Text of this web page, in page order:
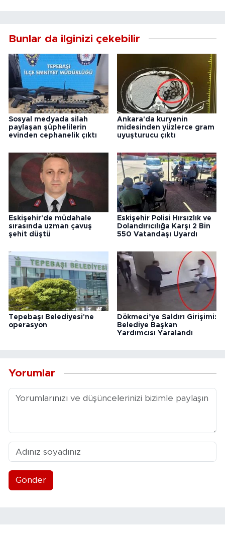
Bunlar da ilginizi çekebilir
Sosyal medyada silah
paylaşan şüphelilerin
evinden cephanelik çıktı
Ankara'da kuryenin
midesinden yüzlerce gram
uyuşturucu çıktı
Eskişehir'de müdahale
sırasında uzman çavuş
şehit düştü
Eskişehir Polisi Hırsızlık ve
Dolandırıcılığa Karşı 2 Bin
550 Vatandaşı Uyardı
Tepebaşı Belediyesi'ne
operasyon
Dökmeci’ye Saldırı Girişimi:
Belediye Başkan
Yardımcısı Yaralandı
Yorumlar
Gönder